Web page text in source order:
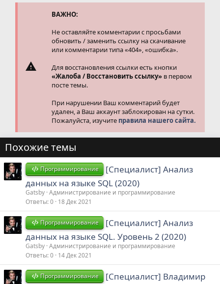
ВАЖНО:
Не оставляйте комментарии с просьбами
обновить / заменить ссылку на скачивание
или комментарии типа «404», «ошибка».
Для восстановления ссылки есть кнопки
«Жалоба / Восстановить ссылку» в первом
посте темы.
При нарушении Ваш комментарий будет
удален, а Ваш аккаунт заблокирован на сутки.
Пожалуйста, изучите правила нашего сайта.
Похожие темы
Программирование
[Специалист] Анализ
данных на языке SQL (2020)
Gatsby Администрирование и программирование
Ответы 0 18 Дек 2021
Программирование
[Специалист] Анализ
данных на языке SQL. Уровень 2 (2020)
Gatsby Администрирование и программирование
Ответы 0 14 Дек 2021
Программирование
[Специалист] Владимир